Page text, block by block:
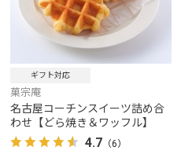
ギフト対応
菓宗庵
名古屋コーチンスイーツ詰め合
わせ【どら焼き＆ワッフル】
4.7 （6）